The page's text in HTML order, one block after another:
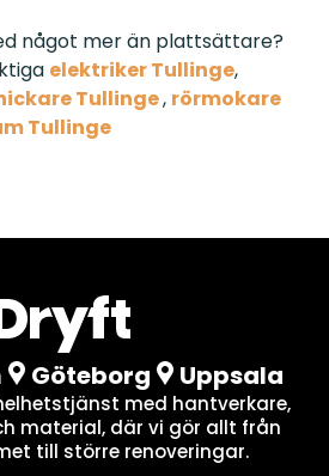
något mer än plattsättare?
elektriker Tullinge,
Tullinge, rörmokare
Tullinge
Göteborg Uppsala
med hantverkare,
material, där vi gör allt från
till större renoveringar.